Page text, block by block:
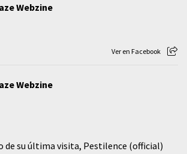
Webzine
Ver en Facebook
Webzine
de su última visita, Pestilence (official)